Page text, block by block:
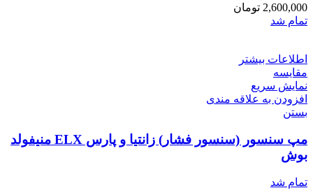
2,600,000 تومان
تمام شد
اطلاعات بیشتر
مقایسه
نمایش سریع
افزودن به علاقه مندی
بستن
مپ سنسور (سنسور فشار) زانتیا و پارس ELX منیفولد
بوش
تمام شد